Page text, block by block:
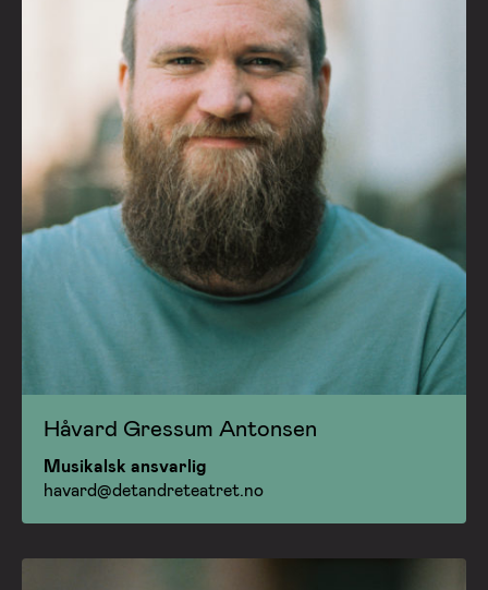
Håvard Gressum Antonsen
Musikalsk ansvarlig
havard@detandreteatret.no